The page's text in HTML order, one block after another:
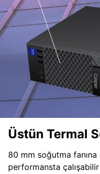
Üstün Termal
80 mm soğutma
performansta çalışabilir